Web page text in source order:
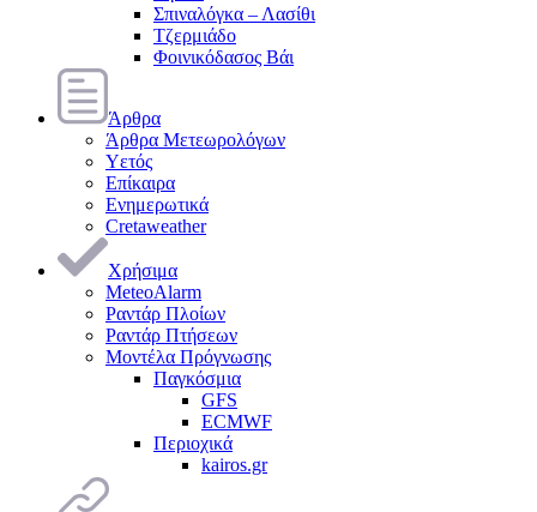
Σπιναλόγκα – Λασίθι
Τζερμιάδο
Φοινικόδασος Βάι
Άρθρα
Άρθρα Μετεωρολόγων
Υετός
Επίκαιρα
Ενημερωτικά
Cretaweather
Χρήσιμα
MeteoAlarm
Ραντάρ Πλοίων
Ραντάρ Πτήσεων
Μοντέλα Πρόγνωσης
Παγκόσμια
GFS
ECMWF
Περιοχικά
kairos.gr